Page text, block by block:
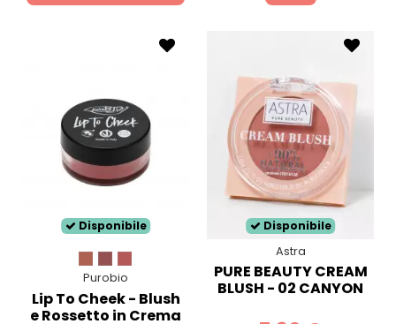
Disponibile
Purobio
Lip To Cheek - Blush
e Rossetto in Crema
Disponibile
Astra
PURE BEAUTY CREAM
BLUSH - 02 CANYON